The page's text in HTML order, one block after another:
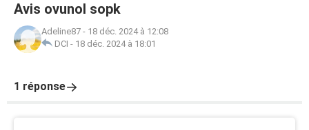
Avis ovunol sopk
Adeline87 - 18 déc. 2024 à 12:08
DCI - 18 déc. 2024 à 18:01
1 réponse